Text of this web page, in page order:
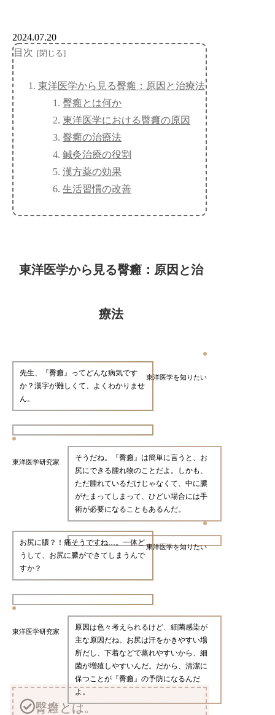
2024.07.20
目次
東洋医学から見る臀癰：原因と治療法
臀癰とは何か
東洋医学における臀癰の原因
臀癰の治療法
鍼灸治療の役割
漢方薬の効果
生活習慣の改善
東洋医学から見る臀癰：原因と治
療法
東洋医学を知りたい
先生、『臀癰』ってどんな病気です
か？漢字が難しくて、よくわかりませ
ん。
東洋医学研究家
そうだね。『臀癰』は簡単に言うと、お
尻にできる腫れ物のことだよ。しかも、
ただ腫れているだけじゃなくて、中に膿
がたまってしまって、ひどい場合には手
術が必要になることもあるんだ。
東洋医学を知りたい
お尻に膿？！痛そうですね…。一体ど
うして、お尻に膿ができてしまうんで
すか？
東洋医学研究家
原因は色々考えられるけど、細菌感染が
主な原因だね。お尻は汗をかきやすい場
所だし、下着などで蒸れやすいから、細
菌が増殖しやすいんだ。だから、清潔に
保つことが『臀癰』の予防になるんだ
よ。
臀癰とは。